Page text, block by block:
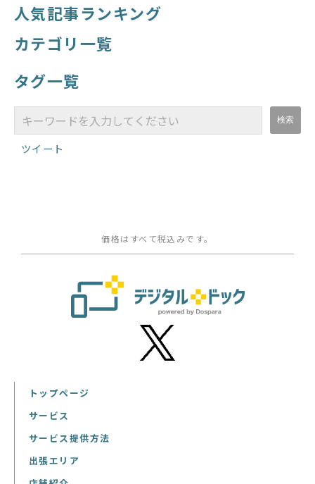
人気記事ランキング
カテゴリ一覧
タグ一覧
ツイート
価格はすべて税込みです。
トップページ
サービス
サービス提供方法
出張エリア